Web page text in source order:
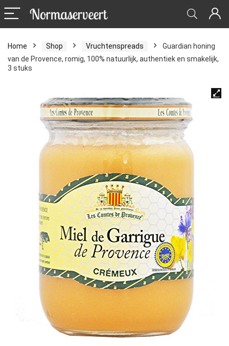
Home Shop Vruchtenspreads
Guardian honing
van de Provence, romig, 100% natuurlijk, authentiek en smakelijk,
3 stuks